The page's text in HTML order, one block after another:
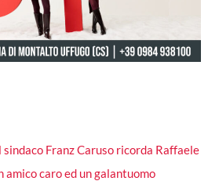
sindaco Franz Caruso ricorda Raffaele
amico caro ed un galantuomo